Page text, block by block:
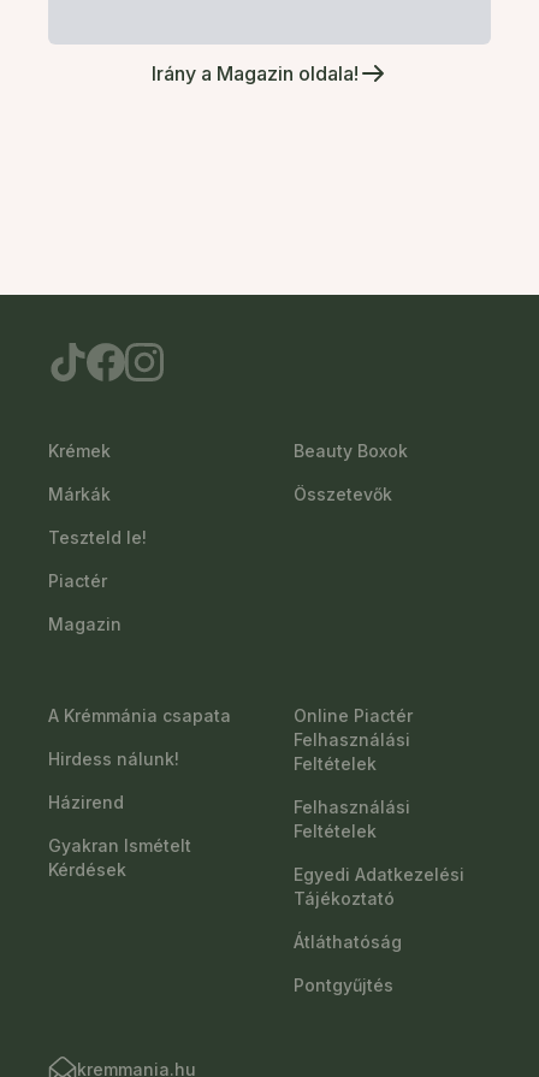
Irány a Magazin oldala!
Krémek
Márkák
Teszteld le!
Piactér
Magazin
Beauty Boxok
Összetevők
A Krémmánia csapata
Hirdess nálunk!
Házirend
Gyakran Ismételt
Kérdések
Online Piactér
Felhasználási
Feltételek
Felhasználási
Feltételek
Egyedi Adatkezelési
Tájékoztató
Átláthatóság
Pontgyűjtés
kremmania.hu